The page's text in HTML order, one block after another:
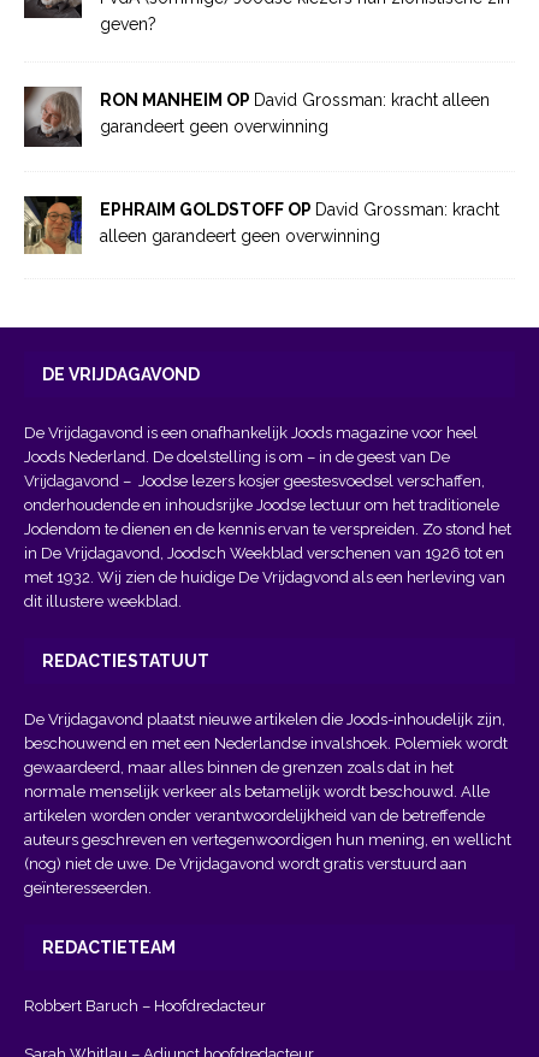
geven?
RON MANHEIM OP David Grossman: kracht alleen
garandeert geen overwinning
EPHRAIM GOLDSTOFF OP David Grossman: kracht
alleen garandeert geen overwinning
DE VRIJDAGAVOND
De Vrijdagavond is een onafhankelijk Joods magazine voor heel
Joods Nederland. De doelstelling is om – in de geest van De
Vrijdagavond – Joodse lezers kosjer geestesvoedsel verschaffen,
onderhoudende en inhoudsrijke Joodse lectuur om het traditionele
Jodendom te dienen en de kennis ervan te verspreiden. Zo stond het
in De Vrijdagavond, Joodsch Weekblad verschenen van 1926 tot en
met 1932. Wij zien de huidige De Vrijdagvond als een herleving van
dit illustere weekblad.
REDACTIESTATUUT
De Vrijdagavond plaatst nieuwe artikelen die Joods-inhoudelijk zijn,
beschouwend en met een Nederlandse invalshoek. Polemiek wordt
gewaardeerd, maar alles binnen de grenzen zoals dat in het
normale menselijk verkeer als betamelijk wordt beschouwd. Alle
artikelen worden onder verantwoordelijkheid van de betreffende
auteurs geschreven en vertegenwoordigen hun mening, en wellicht
(nog) niet de uwe. De Vrijdagavond wordt gratis verstuurd aan
geïnteresseerden.
REDACTIETEAM
Robbert Baruch – Hoofdredacteur